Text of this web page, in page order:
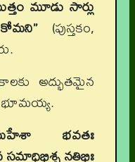
మూడు సార్లు
(పుస్తకం,
అద్భుతమైన
భూమయ్య.
భవతః
సమాధిభిశ్చ నతిభిః